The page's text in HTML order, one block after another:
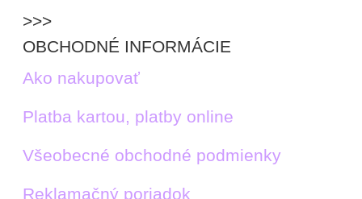
>>>
OBCHODNÉ INFORMÁCIE
Ako nakupovať
Platba kartou, platby online
Všeobecné obchodné podmienky
Reklamačný poriadok